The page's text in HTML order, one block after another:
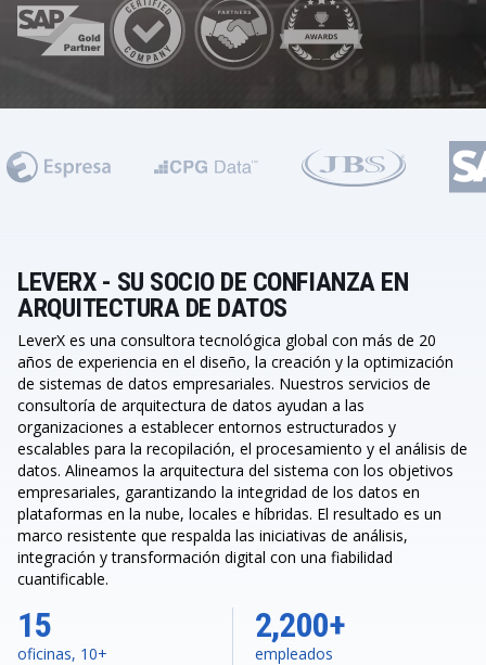
LEVERX - SU SOCIO DE CONFIANZA EN
ARQUITECTURA DE DATOS
LeverX es una consultora tecnológica global con más de 20
años de experiencia en el diseño, la creación y la optimización
de sistemas de datos empresariales. Nuestros servicios de
consultoría de arquitectura de datos ayudan a las
organizaciones a establecer entornos estructurados y
escalables para la recopilación, el procesamiento y el análisis de
datos. Alineamos la arquitectura del sistema con los objetivos
empresariales, garantizando la integridad de los datos en
plataformas en la nube, locales e híbridas. El resultado es un
marco resistente que respalda las iniciativas de análisis,
integración y transformación digital con una fiabilidad
cuantificable.
15
oficinas, 10+
2,200+
empleados